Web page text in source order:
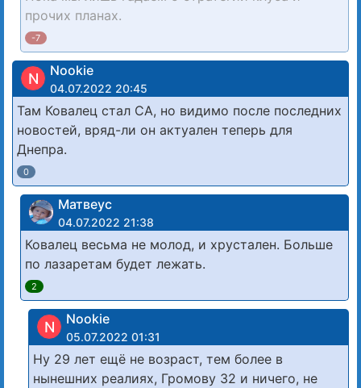
прочих планах.
-7
N Nookie
04.07.2022 20:45
Там Ковалец стал СА, но видимо после последних
новостей, вряд-ли он актуален теперь для
Днепра.
0
Матвеус
04.07.2022 21:38
Ковалец весьма не молод, и хрустален. Больше
по лазаретам будет лежать.
2
N Nookie
05.07.2022 01:31
Ну 29 лет ещё не возраст, тем более в
нынешних реалиях, Громову 32 и ничего, не